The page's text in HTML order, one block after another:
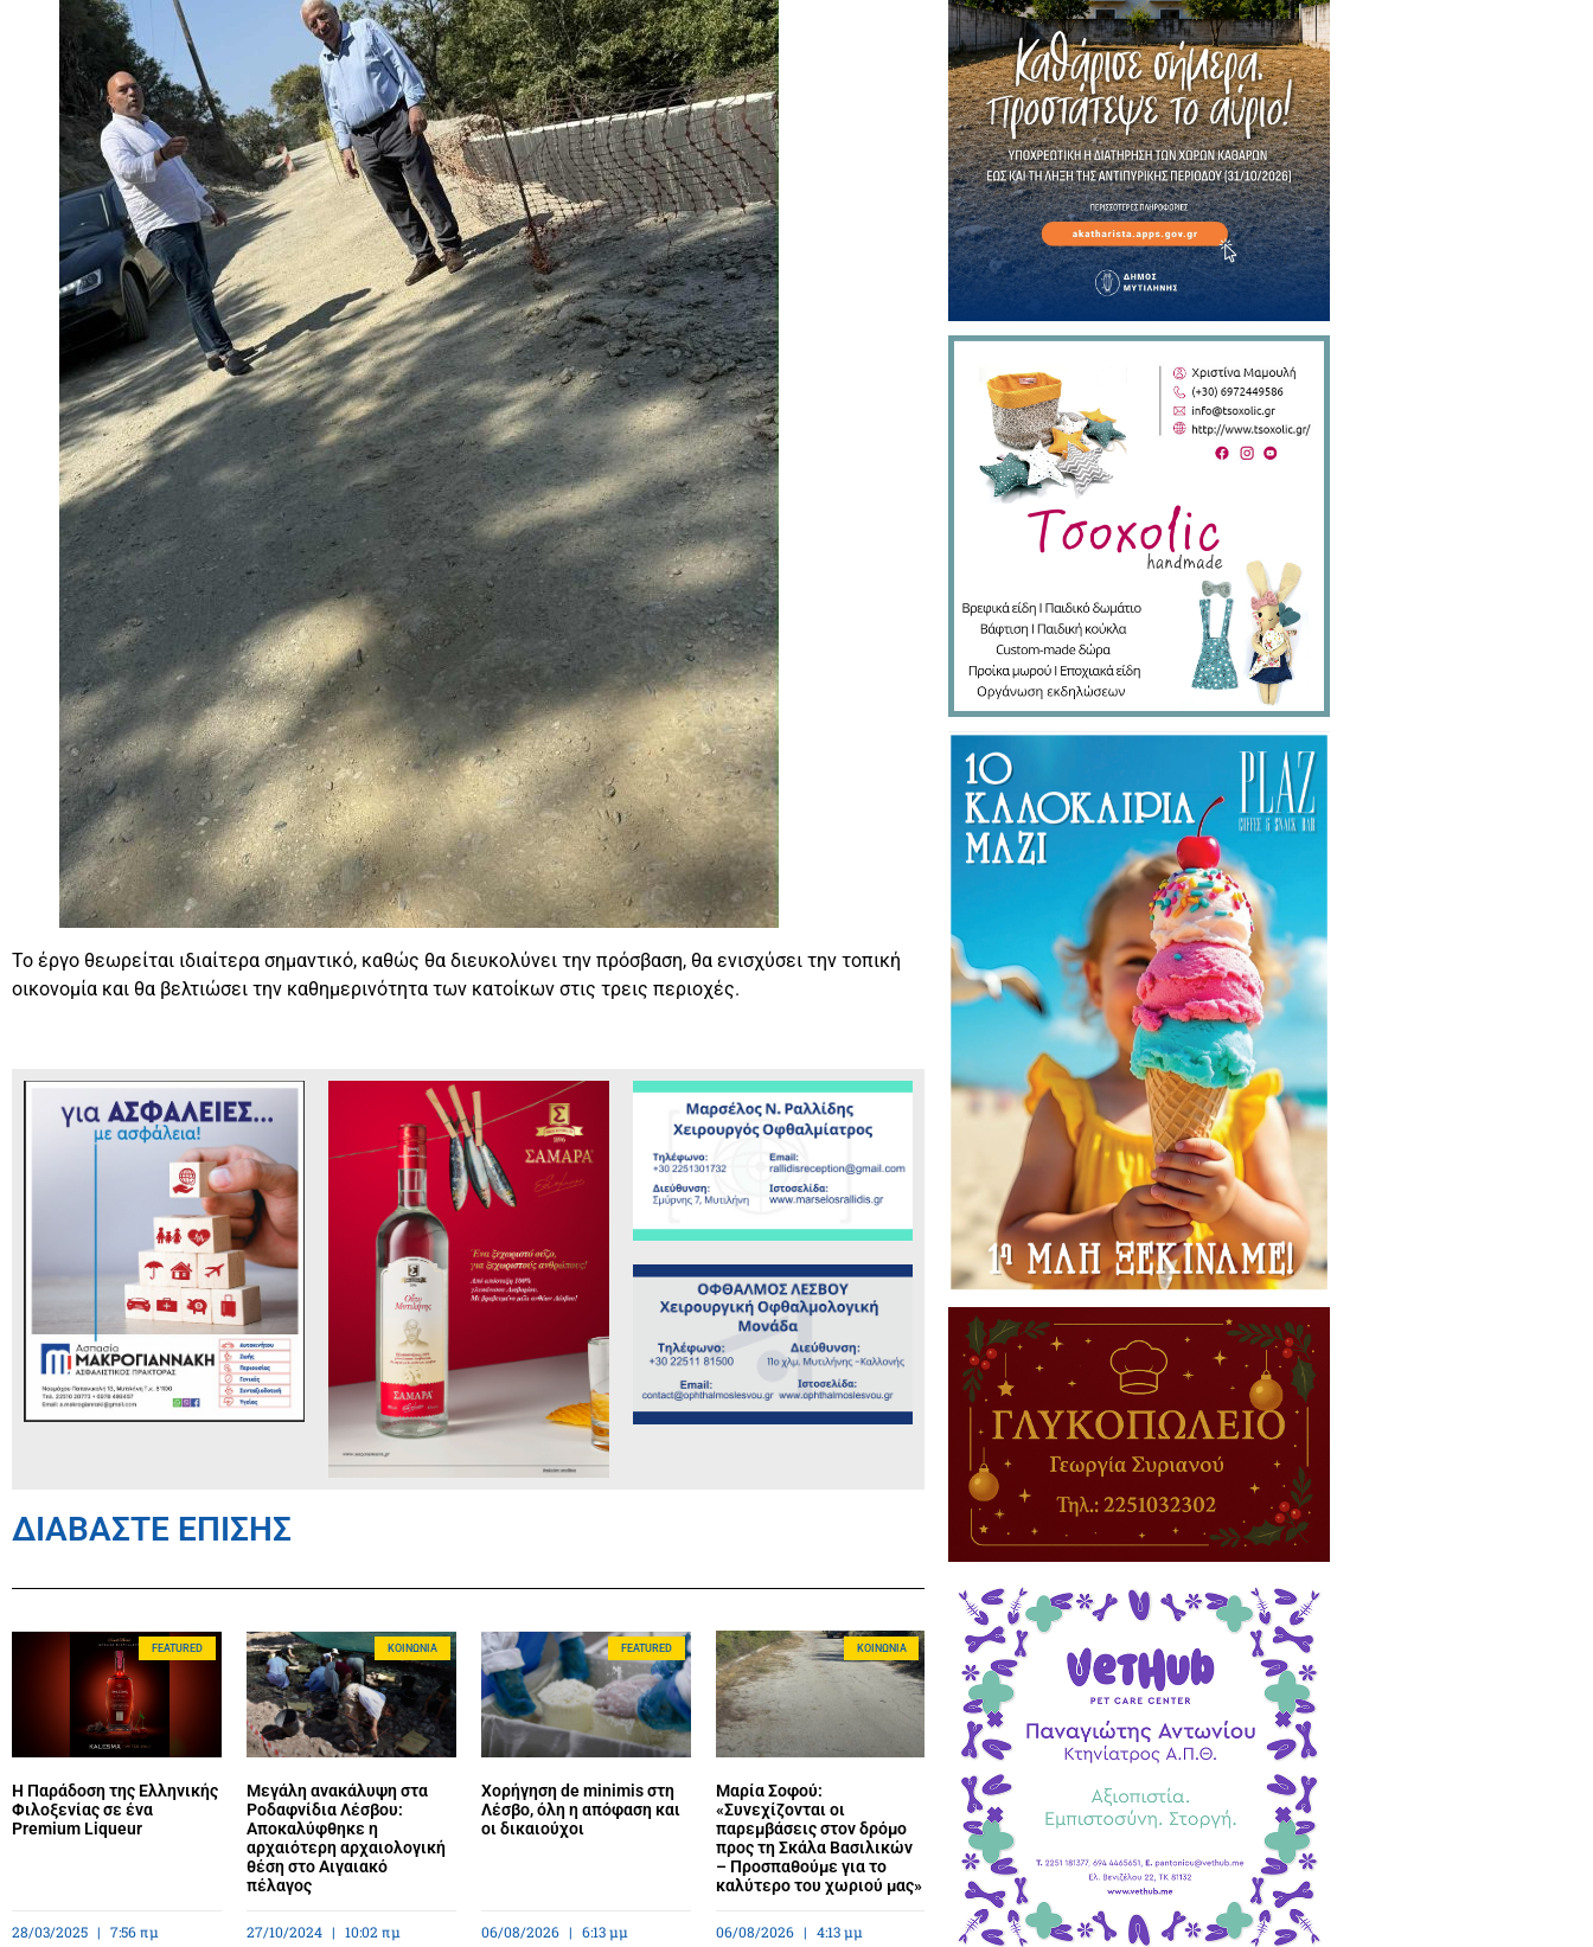
Το έργο θεωρείται ιδιαίτερα σημαντικό, καθώς θα διευκολύνει την πρόσβαση, θα ενισχύσει την τοπική
οικονομία και θα βελτιώσει την καθημερινότητα των κατοίκων στις τρεις περιοχές.
ΔΙΑΒΑΣΤΕ ΕΠΙΣΗΣ
FEATURED
Η Παράδοση της Ελληνικής
Φιλοξενίας σε ένα
Premium Liqueur
28/03/2025 7:56 πμ
ΚΟΙΝΩΝΊΑ
Μεγάλη ανακάλυψη στα
Ροδαφνίδια Λέσβου:
Αποκαλύφθηκε η
αρχαιότερη αρχαιολογική
θέση στο Αιγαιακό
πέλαγος
27/10/2024 10:02 πμ
FEATURED
Χορήγηση de minimis στη
Λέσβο, όλη η απόφαση και
οι δικαιούχοι
06/08/2026 6:13 μμ
ΚΟΙΝΩΝΊΑ
Μαρία Σοφού:
«Συνεχίζονται οι
παρεμβάσεις στον δρόμο
προς τη Σκάλα Βασιλικών
– Προσπαθούμε για το
καλύτερο του χωριού μας»
06/08/2026 4:13 μμ